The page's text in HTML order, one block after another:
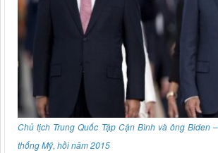
Chủ tịch Trung Quốc Tập Cận Bình và ông Biden
thống Mỹ, hồi năm 2015